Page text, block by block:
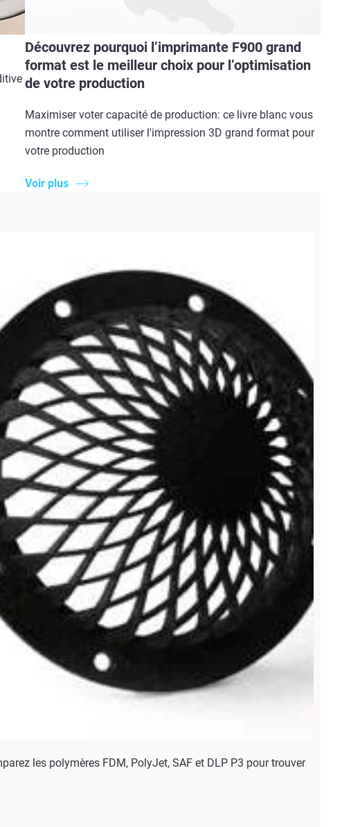
Découvrez pourquoi l’imprimante F900 grand
format est le meilleur choix pour l’optimisation
de votre production
Maximiser voter capacité de production: ce livre blanc vous
montre comment utiliser l'impression 3D grand format pour
votre production
Voir plus
les polymères FDM, PolyJet, SAF et DLP P3 pour trouver